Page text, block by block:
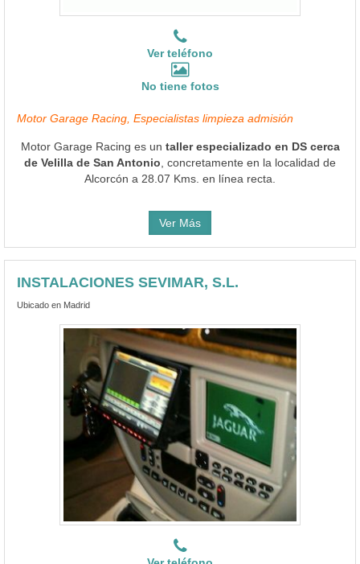
Ver teléfono
No tiene fotos
Motor Garage Racing, Especialistas limpieza admisión
Motor Garage Racing es un taller especializado en DS cerca
de Velilla de San Antonio , concretamente en la localidad de
Alcorcón a 28.07 Kms. en línea recta.
Ver Más
INSTALACIONES SEVIMAR, S.L.
Ubicado en Madrid